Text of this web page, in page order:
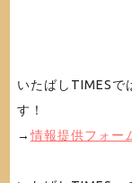
いたばしTIMESで
す！
→情報提供フォー